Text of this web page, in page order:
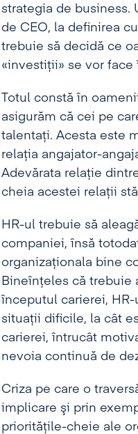
strategia de business.
de CEO, la definirea
trebuie să decidă ce
«investiţii» se vor face
Totul constă în
asigurăm că cei pe
talentaţi. Acesta este
relaţia angajator-
Adevărata relaţie
cheia acestei relaţii
HR-ul trebuie să
companiei, însă
organizaţionala bine
Bineînţeles că trebuie
începutul carierei,
situaţii dificile, la cât
carierei, întrucât
nevoia continuă de
Criza pe care o
implicare şi prin
priorităţile-cheie ale